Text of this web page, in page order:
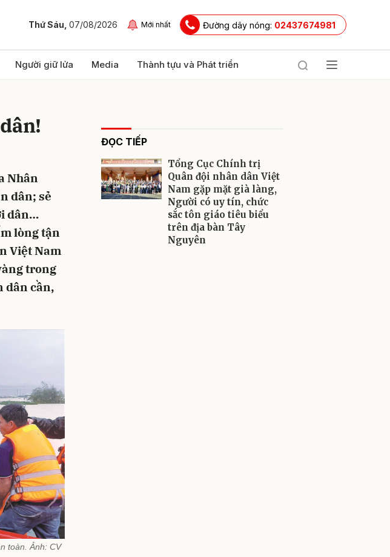
Thứ Sáu, 07/08/2026 Mới nhất Đường dây nóng: 02437674981
Người giữ lửa Media Thành tựu và Phát triển
Nhân
dân; sẻ
dân…
lòng tận
Việt Nam
trong
dân cần,
toàn. Ảnh: CV
ĐỌC TIẾP
Tổng Cục Chính trị
Quân đội nhân dân Việt
Nam gặp mặt già làng,
Người có uy tín, chức
sắc tôn giáo tiêu biểu
trên địa bàn Tây
Nguyên
Gửi